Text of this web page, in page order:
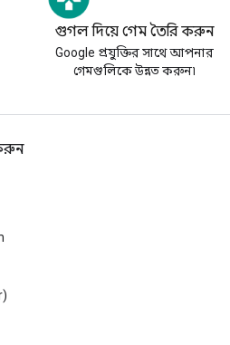
গুগল দিয়ে গেম তৈরি করুন
Google প্রযুক্তির সাথে আপনার
গেমগুলিকে উন্নত করুন৷